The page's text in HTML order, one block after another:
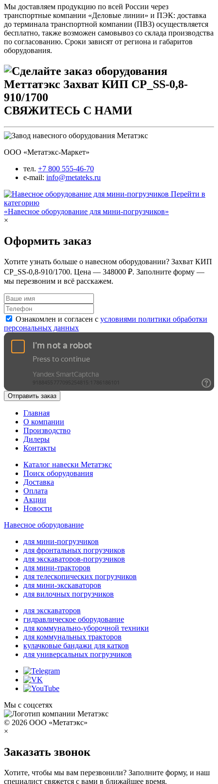
Мы доставляем продукцию по всей России через
транспортные компании «Деловые линии» и ПЭК: доставка
до терминала транспортной компании (ПВЗ) осуществляется
бесплатно, также возможен самовывоз со склада производства
по согласованию. Сроки зависят от региона и габаритов
оборудования.
СВЯЖИТЕСЬ С НАМИ
ООО «Метатэкс-Маркет»
тел. +7 800 555-46-70
e-mail: info@metateks.ru
Перейти в
категорию
«Навесное оборудование для мини-погрузчиков»
×
Оформить заказ
Хотите узнать больше о навесном оборудовании? Захват КИП
CP_SS-0,8-910/1700. Цена — 348000 ₽. Заполните форму —
мы перезвоним и всё расскажем.
Ознакомлен и согласен с условиями политики обработки
персональных данных
Отправить заказ
Главная
О компании
Производство
Дилеры
Контакты
Каталог навески Метатэкс
Поиск оборудования
Доставка
Оплата
Акции
Новости
Навесное оборудование
для мини-погрузчиков
для фронтальных погрузчиков
для экскаваторов-погрузчиков
для мини-тракторов
для телескопических погрузчиков
для мини-экскаваторов
для вилочных погрузчиков
для экскаваторов
гидравлическое оборудование
для коммунально-уборочной техники
для коммунальных тракторов
кулачковые бандажи для катков
для универсальных погрузчиков
Мы с соцсетях
© 2026 ООО «Метатэкс»
×
Заказать звонок
Хотите, чтобы мы вам перезвонили? Заполните форму, и наш
специалист свяжется с вами в ближайшее время.